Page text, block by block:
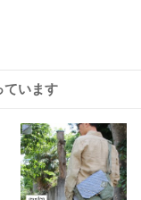
ています